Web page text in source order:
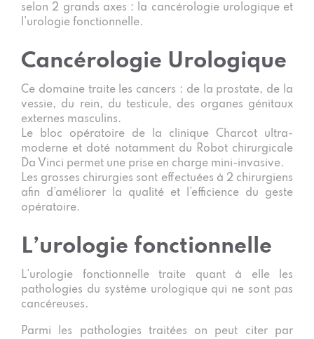
selon 2 grands axes : la cancérologie urologique et
l’urologie fonctionnelle.
Cancérologie Urologique
Ce domaine traite les cancers : de la prostate, de la
vessie, du rein, du testicule, des organes génitaux
externes masculins.
Le bloc opératoire de la clinique Charcot ultra-
moderne et doté notamment du Robot chirurgicale
Da Vinci permet une prise en charge mini-invasive.
Les grosses chirurgies sont effectuées à 2 chirurgiens
afin d’améliorer la qualité et l’efficience du geste
opératoire.
L’urologie fonctionnelle
L’urologie fonctionnelle traite quant à elle les
pathologies du système urologique qui ne sont pas
cancéreuses.
Parmi les pathologies traitées on peut citer par